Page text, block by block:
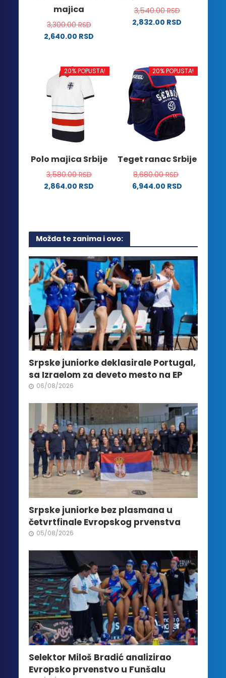
proizvoda.
proizvoda.
majica
3,300.00RSD
2,640.00 RSD
ima
više
varijanti.
Opcije
mogu
biti
izabrane
stranici
proizvoda.
3,540.00RSD
2,832.00 RSD
više
varijanti.
Opcije
mogu
biti
izabrane
na
proizvoda.
20% POPUSTA!
Polo majica Srbije
3,580.00RSD
2,864.00 RSD
više
varijanti.
Opcije
mogu
biti
izabrane
na
stranici
proizvoda.
20% POPUSTA!
Teget ranac Srbije
8,680.00RSD
6,944.00 RSD
Možda te zanima i ovo:
Srpske juniorke deklasirale Portugal,
sa Izraelom za deveto mesto na EP
06/08/2026
Srpske juniorke bez plasmana u
četvrtfinale Evropskog prvenstva
05/08/2026
Selektor Miloš Bradić analizirao
Evropsko prvenstvo u Funšalu